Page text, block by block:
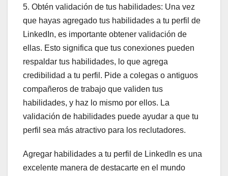
5. Obtén validación de tus habilidades: Una vez
que hayas agregado tus habilidades a tu perfil de
LinkedIn, es importante obtener validación de
ellas. Esto significa que tus conexiones pueden
respaldar tus habilidades, lo que agrega
credibilidad a tu perfil. Pide a colegas o antiguos
compañeros de trabajo que validen tus
habilidades, y haz lo mismo por ellos. La
validación de habilidades puede ayudar a que tu
perfil sea más atractivo para los reclutadores.
Agregar habilidades a tu perfil de LinkedIn es una
excelente manera de destacarte en el mundo